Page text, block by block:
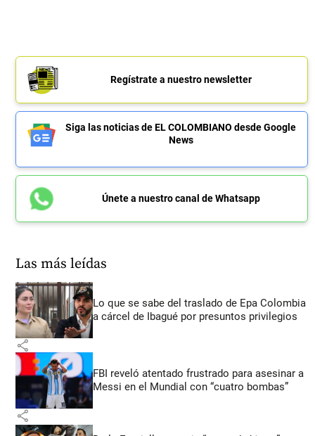
Regístrate a nuestro newsletter
Siga las noticias de EL COLOMBIANO desde Google
News
Únete a nuestro canal de Whatsapp
Las más leídas
Lo que se sabe del traslado de Epa Colombia
a cárcel de Ibagué por presuntos privilegios
share
FBI reveló atentado frustrado para asesinar a
Messi en el Mundial con “cuatro bombas”
share